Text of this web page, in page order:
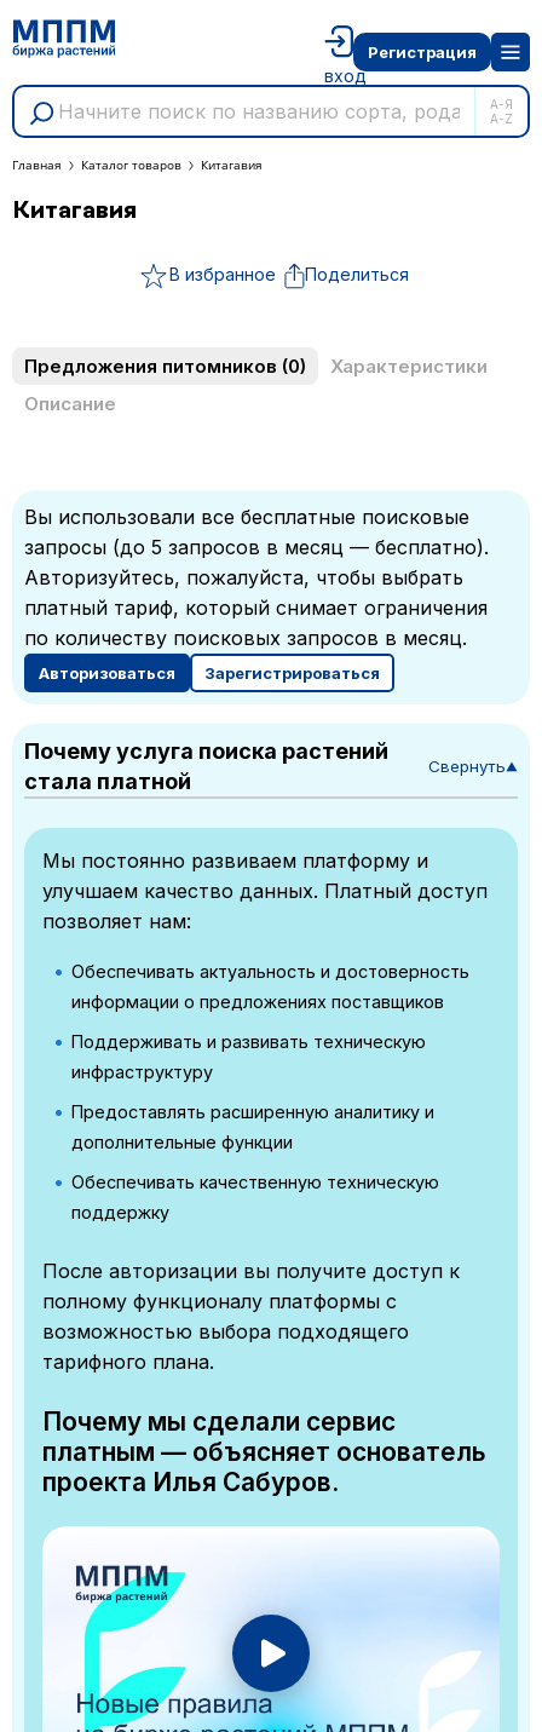
А-Я
A-Z
вход
Регистрация
Главная Каталог товаров Китагавия
Китагавия
В избранное Поделиться
Предложения питомников (0)
Характеристики
Описание
Вы использовали все бесплатные поисковые
запросы (до 5 запросов в месяц — бесплатно).
Авторизуйтесь, пожалуйста, чтобы выбрать
платный тариф, который снимает ограничения
по количеству поисковых запросов в месяц.
Авторизоваться Зарегистрироваться
Почему услуга поиска растений
стала платной
Свернуть▼
Мы постоянно развиваем платформу и
улучшаем качество данных. Платный доступ
позволяет нам:
Обеспечивать актуальность и достоверность
информации о предложениях поставщиков
Поддерживать и развивать техническую
инфраструктуру
Предоставлять расширенную аналитику и
дополнительные функции
Обеспечивать качественную техническую
поддержку
После авторизации вы получите доступ к
полному функционалу платформы с
возможностью выбора подходящего
тарифного плана.
Почему мы сделали сервис
платным — объясняет основатель
проекта Илья Сабуров.